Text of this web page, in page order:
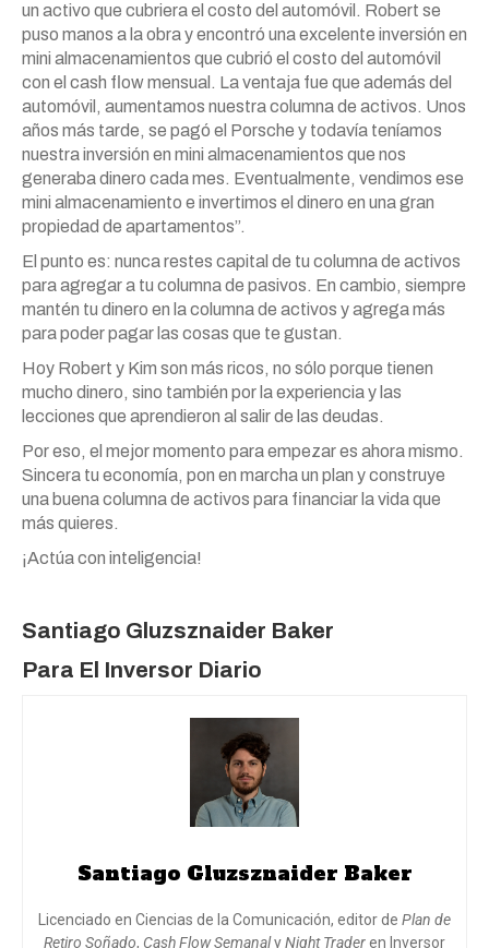
un activo que cubriera el costo del automóvil. Robert se
puso manos a la obra y encontró una excelente inversión en
mini almacenamientos que cubrió el costo del automóvil
con el cash flow mensual. La ventaja fue que además del
automóvil, aumentamos nuestra columna de activos. Unos
años más tarde, se pagó el Porsche y todavía teníamos
nuestra inversión en mini almacenamientos que nos
generaba dinero cada mes. Eventualmente, vendimos ese
mini almacenamiento e invertimos el dinero en una gran
propiedad de apartamentos”.
El punto es: nunca restes capital de tu columna de activos
para agregar a tu columna de pasivos. En cambio, siempre
mantén tu dinero en la columna de activos y agrega más
para poder pagar las cosas que te gustan.
Hoy Robert y Kim son más ricos, no sólo porque tienen
mucho dinero, sino también por la experiencia y las
lecciones que aprendieron al salir de las deudas.
Por eso, el mejor momento para empezar es ahora mismo.
Sincera tu economía, pon en marcha un plan y construye
una buena columna de activos para financiar la vida que
más quieres.
¡Actúa con inteligencia!
Santiago Gluzsznaider Baker
Para El Inversor Diario
Santiago Gluzsznaider Baker
Licenciado en Ciencias de la Comunicación, editor de Plan de
Retiro Soñado, Cash Flow SemanalyNight Traderen Inversor